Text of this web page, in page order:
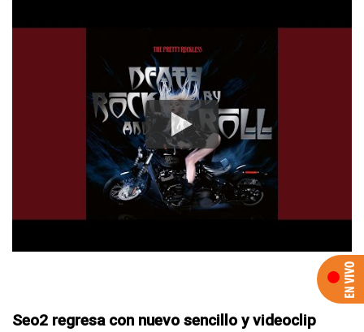
Seo2 regresa con nuevo sencillo y videoclip